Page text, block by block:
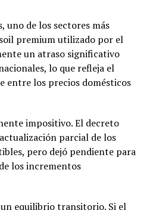
uno de los sectores más
premium utilizado por el
un atraso significativo
lo que refleja el
entre los precios domésticos
impositivo. El decreto
parcial de los
pero dejó pendiente para
los incrementos
equilibrio transitorio. Si el